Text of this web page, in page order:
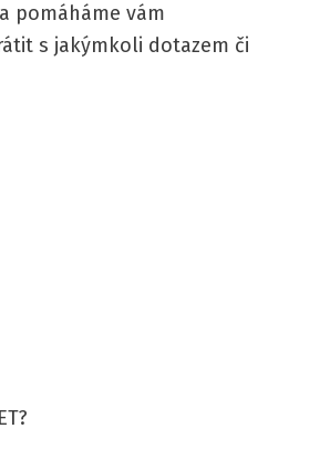
pomáháme vám
s jakýmkoli dotazem či